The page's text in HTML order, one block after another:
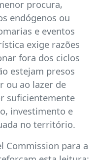
procura,
endógenos ou
e eventos
exige razões
fora dos ciclos
estejam presos
ou ao lazer de
suficientemente
investimento e
no território.
Commission para a